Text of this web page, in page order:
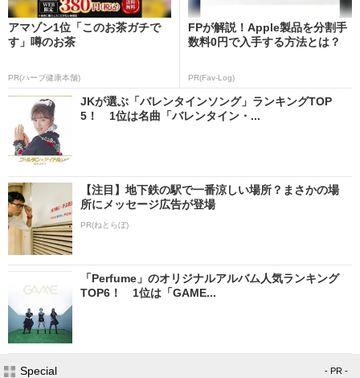
アマゾン1位「このお茶ガチで
す」噂のお茶
PR(ハーブ健康本舗)
FPが解説！Apple製品を分割手
数料0円で入手する方法とは？
PR(Fav-Log)
JKが選ぶ「バレンタインソング」ランキングTOP
5！ 1位は名曲「バレンタイン・...
【注目】地下鉄の駅で一番涼しい場所？まさかの場
所にメッセージ広告が登場
PR(ねとらぼ)
「Perfume」のオリジナルアルバム人気ランキング
TOP6！ 1位は「GAME...
Special - PR -